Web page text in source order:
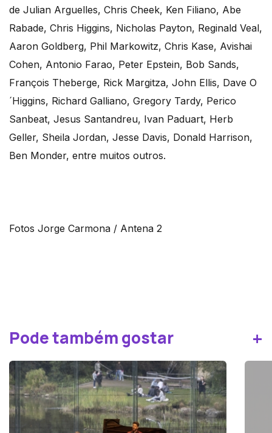
de Julian Arguelles, Chris Cheek, Ken Filiano, Abe
Rabade, Chris Higgins, Nicholas Payton, Reginald Veal,
Aaron Goldberg, Phil Markowitz, Chris Kase, Avishai
Cohen, Antonio Farao, Peter Epstein, Bob Sands,
François Theberge, Rick Margitza, John Ellis, Dave O
´Higgins, Richard Galliano, Gregory Tardy, Perico
Sanbeat, Jesus Santandreu, Ivan Paduart, Herb
Geller, Sheila Jordan, Jesse Davis, Donald Harrison,
Ben Monder, entre muitos outros.
Fotos Jorge Carmona / Antena 2
Pode também gostar +